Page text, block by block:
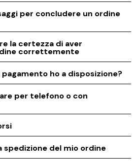
per concludere un ordine
la certezza di aver
correttemente
ho a disposizione?
per telefono o con
spedizione del mio ordine